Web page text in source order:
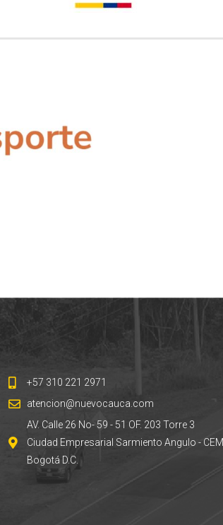
+57 310 221 2971
atencion@nuevocauca.com
AV. Calle 26 No- 59 - 51 OF. 203 Torre 3
Ciudad Empresarial Sarmiento Angulo -
Bogotá D.C.